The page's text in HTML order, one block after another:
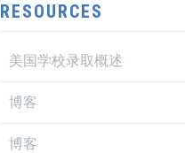
RESOURCES
美国学校录取概述
博客
博客